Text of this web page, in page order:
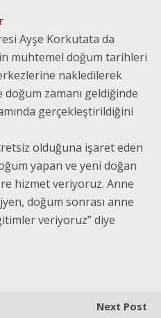
Ayşe Korkutata da
muhtemel doğum tarihleri
nakledilerek
zamanı geldiğinde
gerçekleştirildiğini
olduğuna işaret eden
yapan ve yeni doğan
hizmet veriyoruz. Anne
doğum sonrası anne
veriyoruz” diye
Next Post